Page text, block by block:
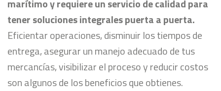
marítimo y requiere un servicio de calidad para
tener soluciones integrales puerta a puerta.
Eficientar operaciones, disminuir los tiempos de
entrega, asegurar un manejo adecuado de tus
mercancías, visibilizar el proceso y reducir costos
son algunos de los beneficios que obtienes.